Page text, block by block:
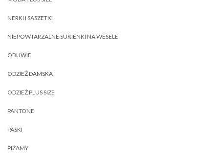
NERKI I SASZETKI
NIEPOWTARZALNE SUKIENKI NA WESELE
OBUWIE
ODZIEŻ DAMSKA
ODZIEŻ PLUS SIZE
PANTONE
PASKI
PIŻAMY